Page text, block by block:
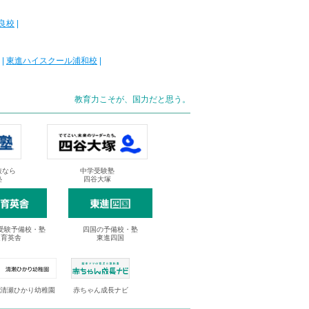
校
東進ハイスクール浦和校
教育力こそが、国力だと思う。
なら
中学受験塾
四谷大塚
験予備校・塾
英舎
四国の予備校・塾
東進四国
清瀬ひかり幼稚園 赤ちゃん成長ナビ